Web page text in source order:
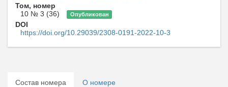
Том, номер
10 № 3 (36)
Опубликован
DOI
https://doi.org/10.29039/2308-0191-2022-10-3
Состав номера О номере